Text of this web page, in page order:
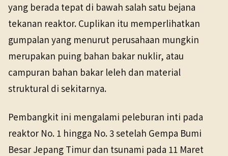
Pranala sumber asli tidak lagi tersedia. Versi arsip
yang berada tepat di bawah salah satu bejana
tekanan reaktor. Cuplikan itu memperlihatkan
gumpalan yang menurut perusahaan mungkin
merupakan puing bahan bakar nuklir, atau
campuran bahan bakar leleh dan material
struktural di sekitarnya.
Pembangkit ini mengalami peleburan inti pada
reaktor No. 1 hingga No. 3 setelah Gempa Bumi
Besar Jepang Timur dan tsunami pada 11 Maret